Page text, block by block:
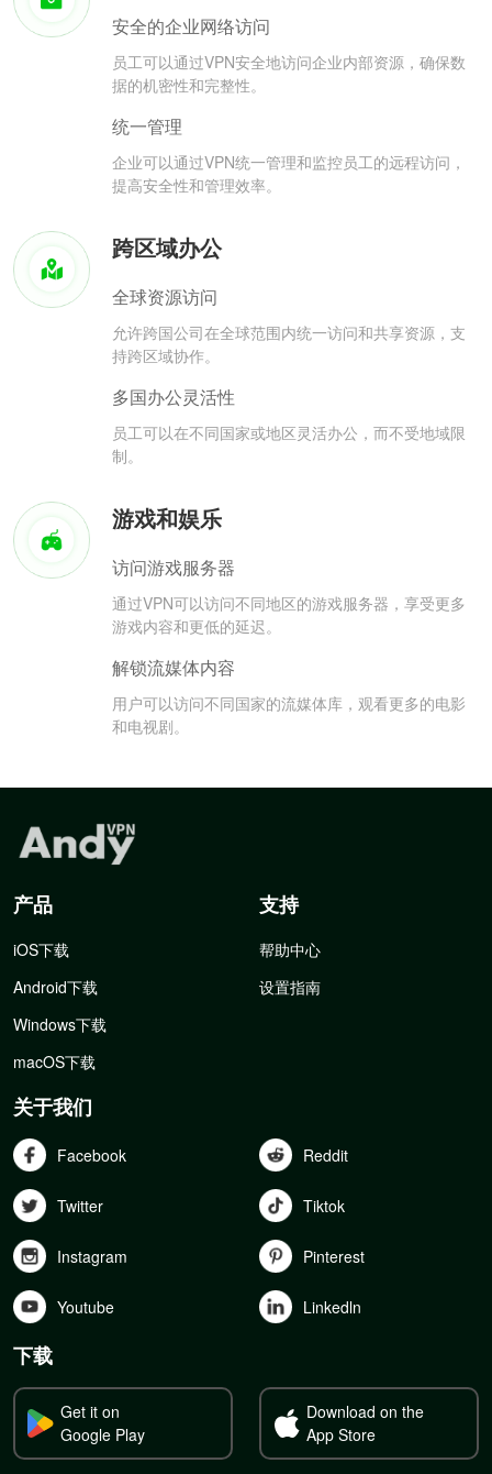
安全的企业网络访问
员工可以通过VPN安全地访问企业内部资源，确保数
据的机密性和完整性。
统一管理
企业可以通过VPN统一管理和监控员工的远程访问，
提高安全性和管理效率。
跨区域办公
全球资源访问
允许跨国公司在全球范围内统一访问和共享资源，支
持跨区域协作。
多国办公灵活性
员工可以在不同国家或地区灵活办公，而不受地域限
制。
游戏和娱乐
访问游戏服务器
通过VPN可以访问不同地区的游戏服务器，享受更多
游戏内容和更低的延迟。
解锁流媒体内容
用户可以访问不同国家的流媒体库，观看更多的电影
和电视剧。
产品
iOS下载
Android下载
Windows下载
macOS下载
支持
帮助中心
设置指南
关于我们
Facebook Reddit
Twitter Tiktok
Instagram Pinterest
Youtube Linkedln
下载
Get it on
Google Play
Download on the
App Store